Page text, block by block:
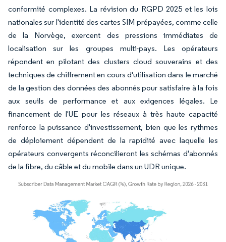
conformité complexes. La révision du RGPD 2025 et les lois
nationales sur l'identité des cartes SIM prépayées, comme celle
de la Norvège, exercent des pressions immédiates de
localisation sur les groupes multi-pays. Les opérateurs
répondent en pilotant des clusters cloud souverains et des
techniques de chiffrement en cours d'utilisation dans le marché
de la gestion des données des abonnés pour satisfaire à la fois
aux seuils de performance et aux exigences légales. Le
financement de l'UE pour les réseaux à très haute capacité
renforce la puissance d'investissement, bien que les rythmes
de déploiement dépendent de la rapidité avec laquelle les
opérateurs convergents réconcilieront les schémas d'abonnés
de la fibre, du câble et du mobile dans un UDR unique.